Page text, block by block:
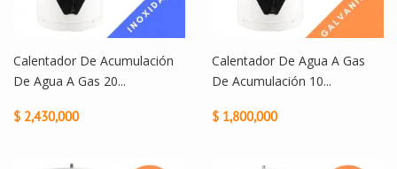
Calentador De Acumulación
De Agua A Gas 20...
$ 2,430,000
Calentador De Agua A Gas
De Acumulación 10...
$ 1,800,000